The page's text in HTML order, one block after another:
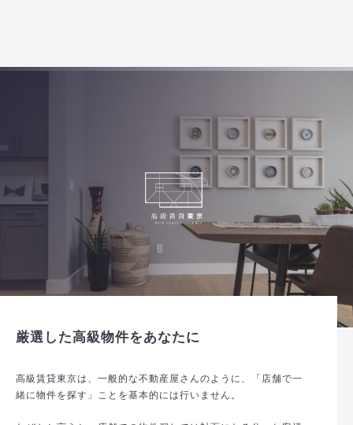
厳選した高級物件をあなたに
高級賃貸東京は、一般的な不動産屋さんのように、「店舗で一
緒に物件を探す」ことを基本的には行いません。